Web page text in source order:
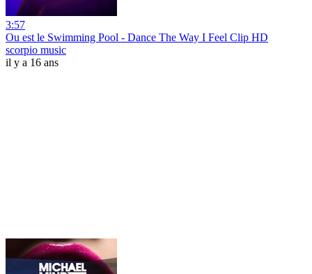
3:57
Ou est le Swimming Pool - Dance The Way I Feel Clip HD
scorpio music
il y a 16 ans